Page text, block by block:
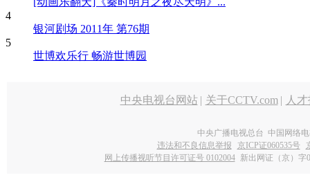
4
银河剧场 2011年 第76期
5
世博欢乐行 畅游世博园
中央电视台网站 | 关于CCTV.com | 人
中央广播电视总台 中国网络
违法和不良信息举报
京ICP证060535号
网上传播视听节目许可证号 0102004 新出网证（京）